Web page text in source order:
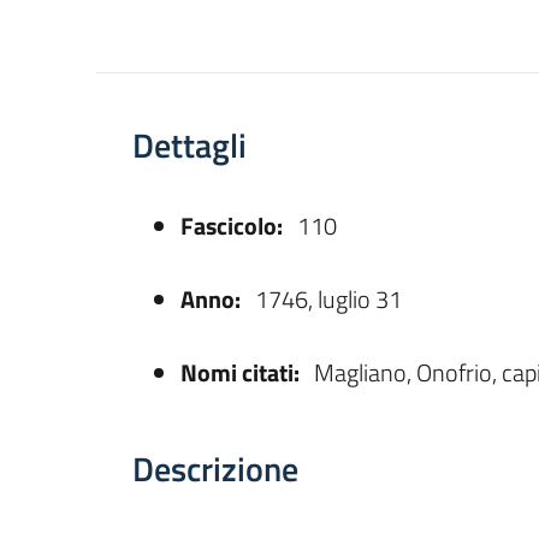
Dettagli
Fascicolo: 110
Anno: 1746, luglio 31
Nomi citati: Magliano, Onofrio,
Descrizione